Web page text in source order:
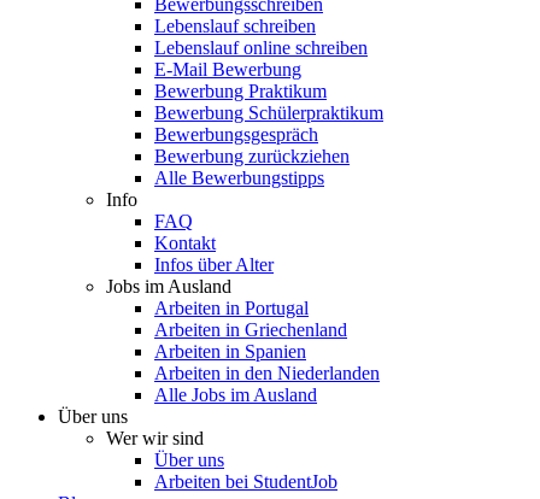
Bewerbungsschreiben
Lebenslauf schreiben
Lebenslauf online schreiben
E-Mail Bewerbung
Bewerbung Praktikum
Bewerbung Schülerpraktikum
Bewerbungsgespräch
Bewerbung zurückziehen
Alle Bewerbungstipps
Info
FAQ
Kontakt
Infos über Alter
Jobs im Ausland
Arbeiten in Portugal
Arbeiten in Griechenland
Arbeiten in Spanien
Arbeiten in den Niederlanden
Alle Jobs im Ausland
Über uns
Wer wir sind
Über uns
Arbeiten bei StudentJob